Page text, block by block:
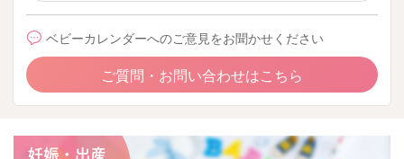
ベビーカレンダーへのご意見をお聞かせください
ご質問・お問い合わせはこちら